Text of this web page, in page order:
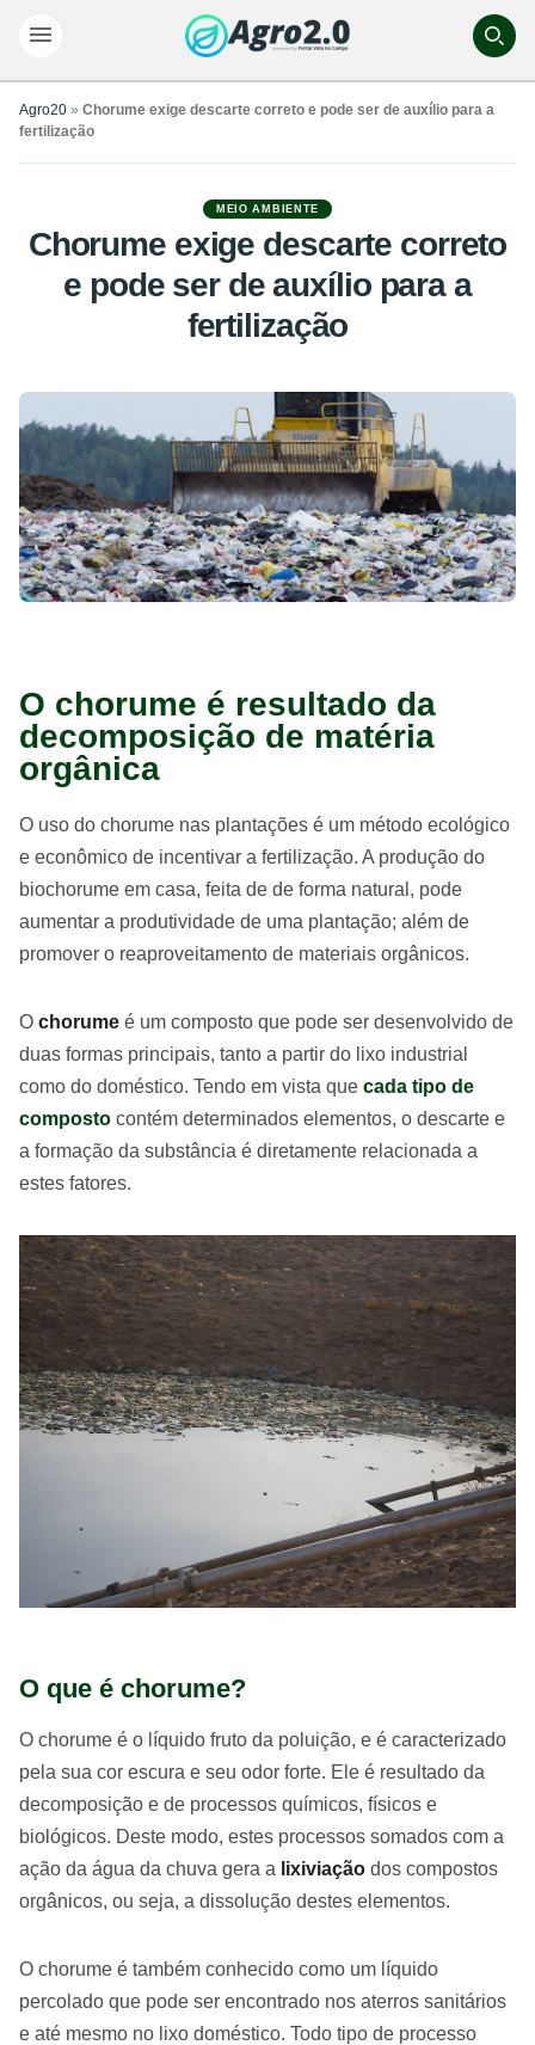
Agro20 » Chorume exige descarte correto e pode ser de auxílio para a
fertilização
MEIO AMBIENTE
Chorume exige descarte correto
e pode ser de auxílio para a
fertilização
O chorume é resultado da
decomposição de matéria
orgânica
O uso do chorume nas plantações é um método ecológico
e econômico de incentivar a fertilização. A produção do
biochorume em casa, feita de de forma natural, pode
aumentar a produtividade de uma plantação; além de
promover o reaproveitamento de materiais orgânicos.
O chorume é um composto que pode ser desenvolvido de
duas formas principais, tanto a partir do lixo industrial
como do doméstico. Tendo em vista que cada tipo de
composto contém determinados elementos, o descarte e
a formação da substância é diretamente relacionada a
estes fatores.
O que é chorume?
O chorume é o líquido fruto da poluição, e é caracterizado
pela sua cor escura e seu odor forte. Ele é resultado da
decomposição e de processos químicos, físicos e
biológicos. Deste modo, estes processos somados com a
ação da água da chuva gera a lixiviação dos compostos
orgânicos, ou seja, a dissolução destes elementos.
O chorume é também conhecido como um líquido
percolado que pode ser encontrado nos aterros sanitários
e até mesmo no lixo doméstico. Todo tipo de processo